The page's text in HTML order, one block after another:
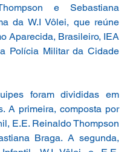
e Sebastiana
da W.I Vôlei, que reúne
Aparecida, Brasileiro, IEA
Polícia Militar da Cidade
foram divididas em
A primeira, composta por
E.E. Reinaldo Thompson
Braga. A segunda,